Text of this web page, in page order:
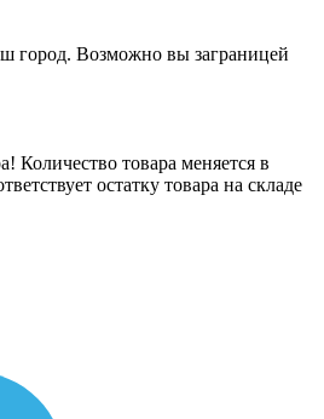
город. Возможно вы заграницей
Количество товара меняется в
остатку товара на складе